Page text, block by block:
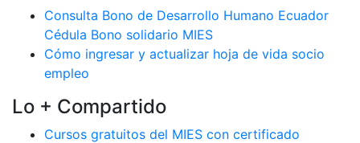
Consulta Bono de Desarrollo Humano Ecuador
Cédula Bono solidario MIES
Cómo ingresar y actualizar hoja de vida socio
empleo
Lo + Compartido
Cursos gratuitos del MIES con certificado